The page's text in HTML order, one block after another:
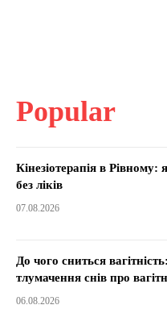
Popular
Кінезіотерапія в Рівному:
без ліків
07.08.2026
До чого сниться
тлумачення снів про
06.08.2026